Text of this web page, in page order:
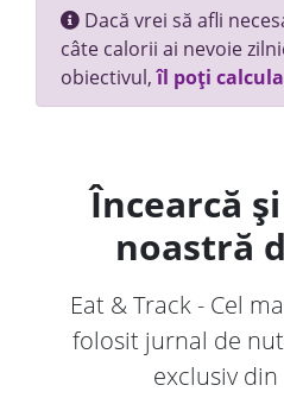
Dacă vrei să afli
câte calorii ai nevoie
obiectivul,îl poți
Încearcă
noastră
Eat & Track - Cel
folosit jurnal de
exclusiv